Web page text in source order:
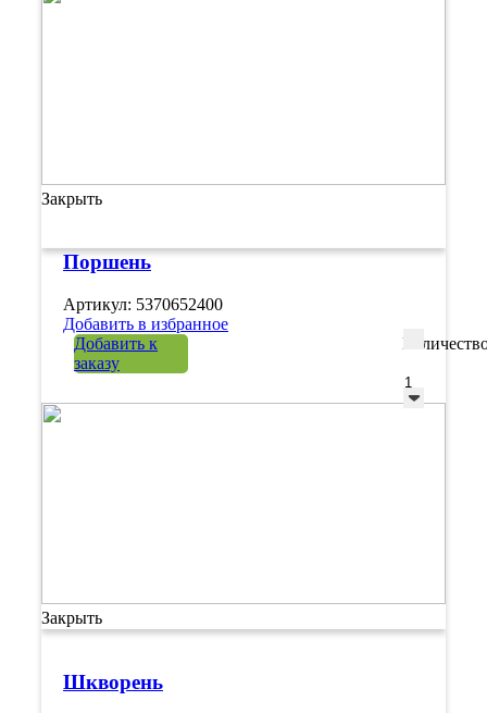
Закрыть
Поршень
Артикул: 5370652400
Добавить в избранное
Добавить к
заказу
Закрыть
Шкворень